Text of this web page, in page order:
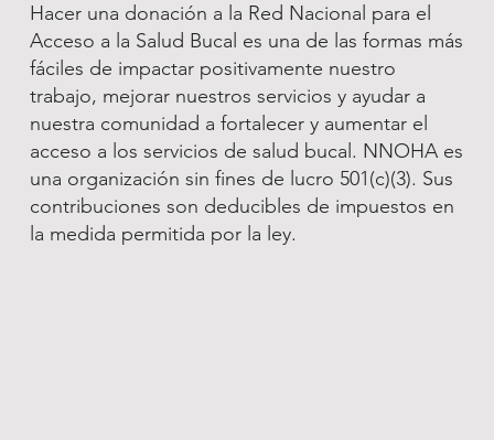
Hacer una donación a la Red Nacional para el
Acceso a la Salud Bucal es una de las formas más
fáciles de impactar positivamente nuestro
trabajo, mejorar nuestros servicios y ayudar a
nuestra comunidad a fortalecer y aumentar el
acceso a los servicios de salud bucal. NNOHA es
una organización sin fines de lucro 501(c)(3). Sus
contribuciones son deducibles de impuestos en
la medida permitida por la ley.